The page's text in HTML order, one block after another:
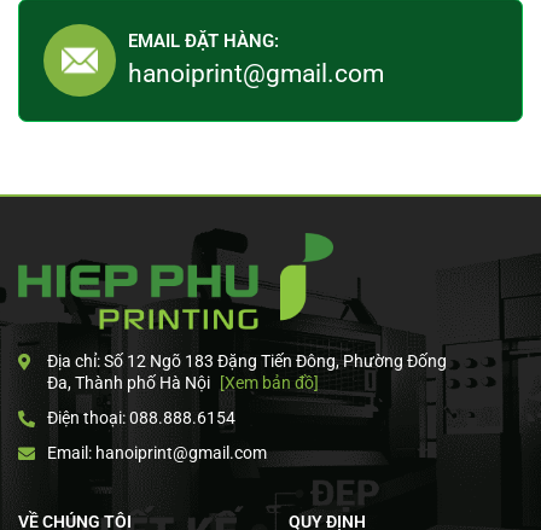
EMAIL ĐẶT HÀNG:
hanoiprint@gmail.com
Địa chỉ: Số 12 Ngõ 183 Đặng Tiến Đông, Phường Đống
Đa, Thành phố Hà Nội
[Xem bản đồ]
Điện thoại: 088.888.6154
Email: hanoiprint@gmail.com
VỀ CHÚNG TÔI QUY ĐỊNH